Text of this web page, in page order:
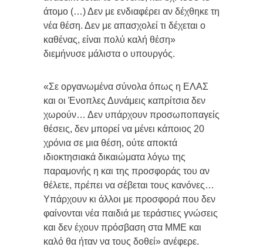
άτομο (…) Δεν με ενδιαφέρει αν δέχθηκε τη
νέα θέση. Δεν με απασχολεί τι δέχεται ο
καθένας, είναι πολύ καλή θέση»
διεμήνυσε μάλιστα ο υπουργός.
«Σε οργανωμένα σύνολα όπως η ΕΛΑΣ
και οι Ένοπλες Δυνάμεις καπρίτσια δεν
χωρούν… Δεν υπάρχουν προσωποπαγείς
θέσεις, δεν μπορεί να μένει κάποιος 20
χρόνια σε μια θέση, ούτε αποκτά
ιδιοκτησιακά δικαιώματα λόγω της
παραμονής η και της προσφοράς του αν
θέλετε, πρέπει να σέβεται τους κανόνες…
Υπάρχουν κι άλλοι με προσφορά που δεν
φαίνονται νέα παιδιά με τεράστιες γνώσεις
και δεν έχουν πρόσβαση στα ΜΜΕ και
καλό θα ήταν να τους δοθεί» ανέφερε.